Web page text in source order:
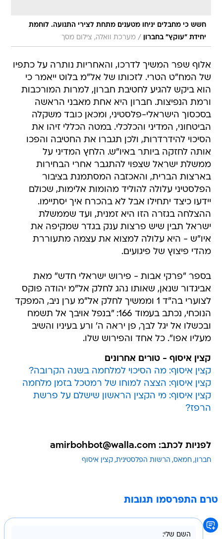
חשש כי מחבלים יניחו מטענים מתחת לצירי התנועה. לוחמת
יחידת "עוקץ" בחברון
/ מערכת וואלה, צילום מסך
אלוף שפר המשיך לדרכו, והאחריות נותרה על כתפיו
של המח"ט הטרי. לזכותו של אל"מ בלוט ייאמר כי
הוא ביקש להגיע לחטיבת חברון, למרות המורכבות
ורמת הנפיצות. חברון היא אחת מאבני הראשה
בסכסוך הישראלי-פלסטיני, ומכאן כובד משקלה
הביטחוני, המדיני והכלכלי. במטה הכללי זיהו את
הסיכוי להידרדרות, ולכן תגברו את החטיבה והפכו
אותה לחזקה ביותר באיו"ש. הלחץ המדיני על
ממשלת ישראל שצפוי להתגבר אחרי הבחירות
בארצות הברית, והאכזבה המסתמנת בציבור
הפלסטיני עלולה להוליד מהומות אלימות, שכולם
יידעו כיצד יתחילו אבל לא בהכרח איך יסתיימו.
ההצלחה בגזרה הזו היא זמנית, ועד שממשלת
ישראל תבין שיש פרצות ענק בגדר שמקיפה את
איו"ש - היא עלולה למצוא את עצמה מתעוררת
מהדי פיצוץ של פיגועים.
בספר "פרקי אבות - פירוש ישראלי חדש" מאת
אביגדור שנאן, שאותו נהג לחלק אל"מ יהודה פוקס
לצוערי בה"ד 1 וממשיך לחלק אל"מ ערן ניב, המפקד
הנוכחי, נכתב בעמוד 166: "בנפל אויבך אל תשמח
ובכשלו אל יגל לבך, פן יראה ה' ורע בעיניו והשיב
מעליו אפו". כל אחד והפירוש שלו.
קצין איסוף - טורים אחרונים
קצין איסוף: מה הסיכוי למלחמה בשנה הקרובה?
קצין איסוף: הצצה למוחו של רמטכל בזמן מלחמה
קצין איסוף: מי הקצין הראשון שישלם על פרשת
הרפז?
לפניות לכתב: amirbohbot@walla.com
חברון חמאס הרשות הפלסטינית קצין איסוף
טרם התפרסמו תגובות